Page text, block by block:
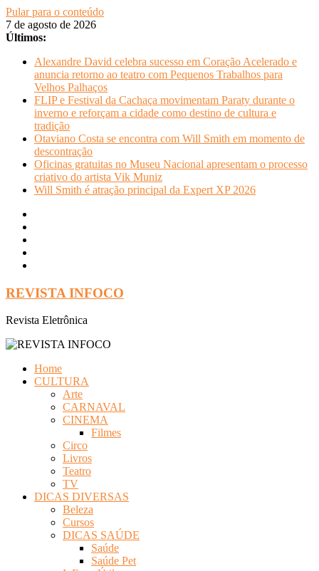
Pular para o conteúdo
7 de agosto de 2026
Últimos:
Alexandre David celebra sucesso em Coração Acelerado e
anuncia retorno ao teatro com Pequenos Trabalhos para
Velhos Palhaços
FLIP e Festival da Cachaça movimentam Paraty durante o
inverno e reforçam a cidade como destino de cultura e
tradição
Otaviano Costa se encontra com Will Smith em momento de
descontração
Oficinas gratuitas no Museu Nacional apresentam o processo
criativo do artista Vik Muniz
Will Smith é atração principal da Expert XP 2026
REVISTA INFOCO
Revista Eletrônica
Home
CULTURA
Arte
CARNAVAL
CINEMA
Filmes
Circo
Livros
Teatro
TV
DICAS DIVERSAS
Beleza
Cursos
DICAS SAÚDE
Saúde
Saúde Pet